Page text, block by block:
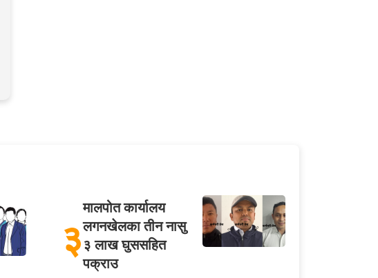
३
मालपोत कार्यालय
लगनखेलका तीन नासु
३ लाख घुससहित
पक्राउ